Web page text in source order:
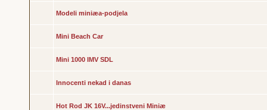
Modeli miniæa-podjela
Mini Beach Car
Mini 1000 IMV SDL
Innocenti nekad i danas
Hot Rod JK 16V...jedinstveni Miniæ